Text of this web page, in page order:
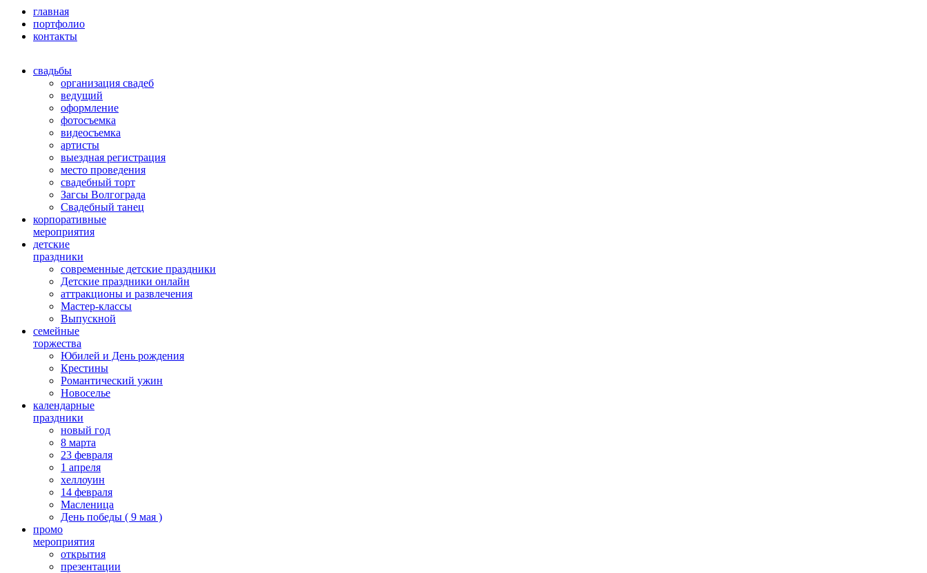
главная
портфолио
контакты
свадьбы
организация свадеб
ведущий
оформление
фотосъемка
видеосъемка
артисты
выездная регистрация
место проведения
свадебный торт
Загсы Волгограда
Свадебный танец
корпоративные
мероприятия
детские
праздники
современные детские праздники
Детские праздники онлайн
аттракционы и развлечения
Мастер-классы
Выпускной
cемейные
торжества
Юбилей и День рождения
Крестины
Романтический ужин
Новоселье
календарные
праздники
новый год
8 марта
23 февраля
1 апреля
хеллоуин
14 февраля
Масленица
День победы ( 9 мая )
промо
мероприятия
открытия
презентации